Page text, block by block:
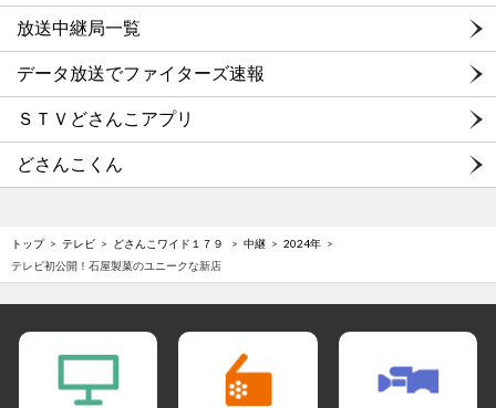
放送中継局一覧
データ放送でファイターズ速報
ＳＴＶどさんこアプリ
どさんこくん
トップ テレビ どさんこワイド１７９ 中継
2024年
テレビ初公開！石屋製菓のユニークな新店